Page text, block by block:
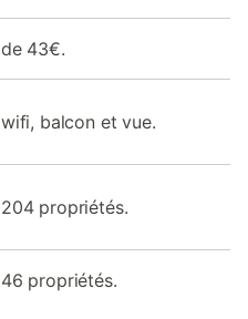
de 43€.
wifi, balcon et vue.
204 propriétés.
46 propriétés.